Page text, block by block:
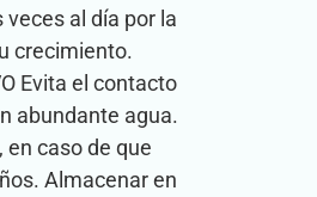
al día por la
crecimiento.
Evita el contacto
abundante agua.
caso de que
Almacenar en